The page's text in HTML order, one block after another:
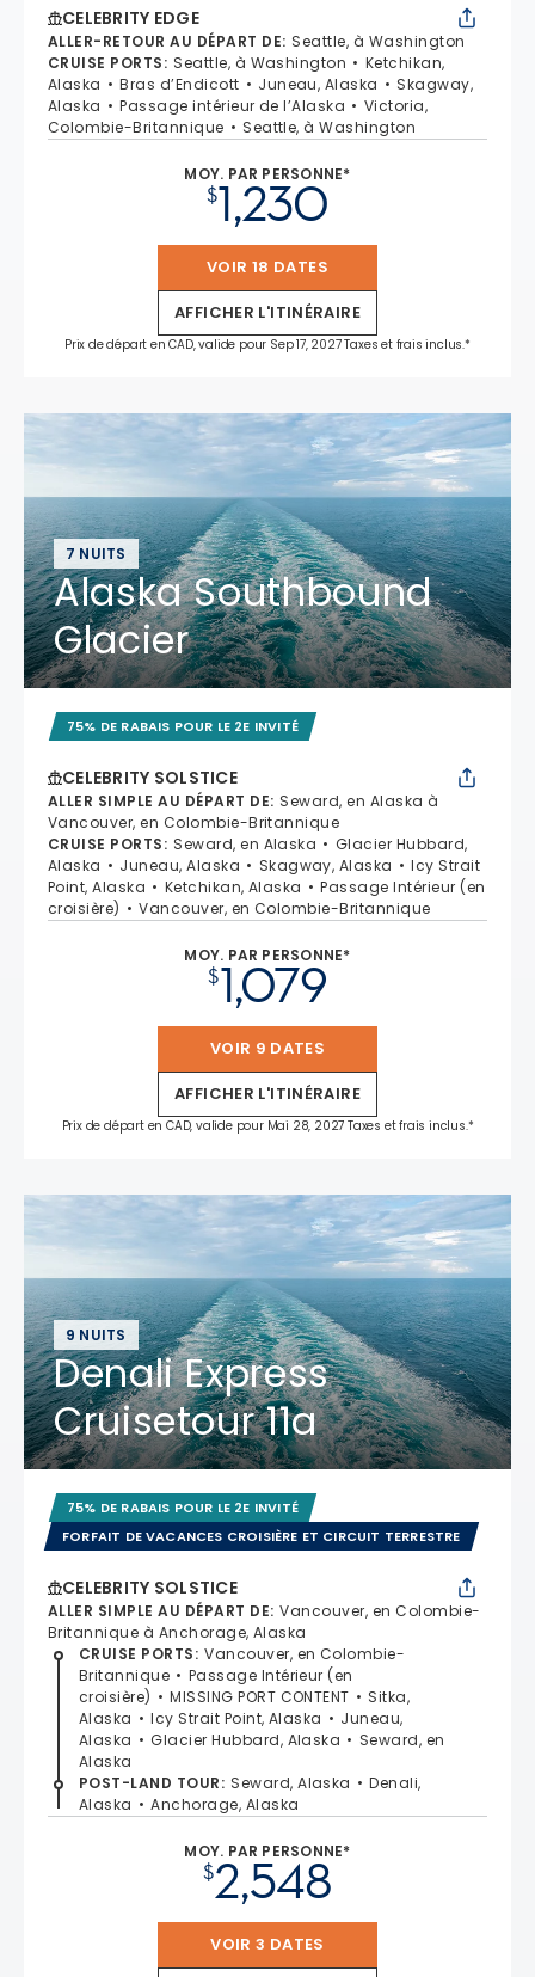
CELEBRITY EDGE
ALLER-RETOUR AU DÉPART DE: Seattle, à Washington
CRUISE PORTS: Seattle, à Washington
Ketchikan,
Alaska
Bras d’Endicott Juneau, Alaska
Skagway,
Alaska
Passage intérieur de l’Alaska
Victoria,
Colombie-Britannique
Seattle, à Washington
MOY. PAR PERSONNE*
$1,230
VOIR 18 DATES
AFFICHER L'ITINÉRAIRE
Prix de départ en CAD, valide pour Sep 17, 2027 Taxes et frais inclus.*
7 NUITS
Alaska Southbound
Glacier
75% DE RABAIS POUR LE 2E INVITÉ
CELEBRITY SOLSTICE
ALLER SIMPLE AU DÉPART DE: Seward, en Alaska à
Vancouver, en Colombie-Britannique
CRUISE PORTS: Seward, en Alaska
Glacier Hubbard,
Alaska
Juneau, Alaska Skagway, Alaska
Icy Strait
Point, Alaska
Ketchikan, Alaska
Passage Intérieur (en
croisière)
Vancouver, en Colombie-Britannique
MOY. PAR PERSONNE*
$1,079
VOIR 9 DATES
AFFICHER L'ITINÉRAIRE
Prix de départ en CAD, valide pour Mai 28, 2027 Taxes et frais inclus.*
9 NUITS
Denali Express
Cruisetour 11a
75% DE RABAIS POUR LE 2E INVITÉ
FORFAIT DE VACANCES CROISIÈRE ET CIRCUIT TERRESTRE
CELEBRITY SOLSTICE
ALLER SIMPLE AU DÉPART DE: Vancouver, en Colombie-
Britannique à Anchorage, Alaska
CRUISE PORTS: Vancouver, en Colombie-
Britannique
Passage Intérieur (en
croisière)
MISSING PORT CONTENT
Sitka,
Alaska
Icy Strait Point, Alaska
Juneau,
Alaska
Glacier Hubbard, Alaska
Seward, en
Alaska
POST-LAND TOUR: Seward, Alaska
Denali,
Alaska
Anchorage, Alaska
MOY. PAR PERSONNE*
$2,548
VOIR 3 DATES